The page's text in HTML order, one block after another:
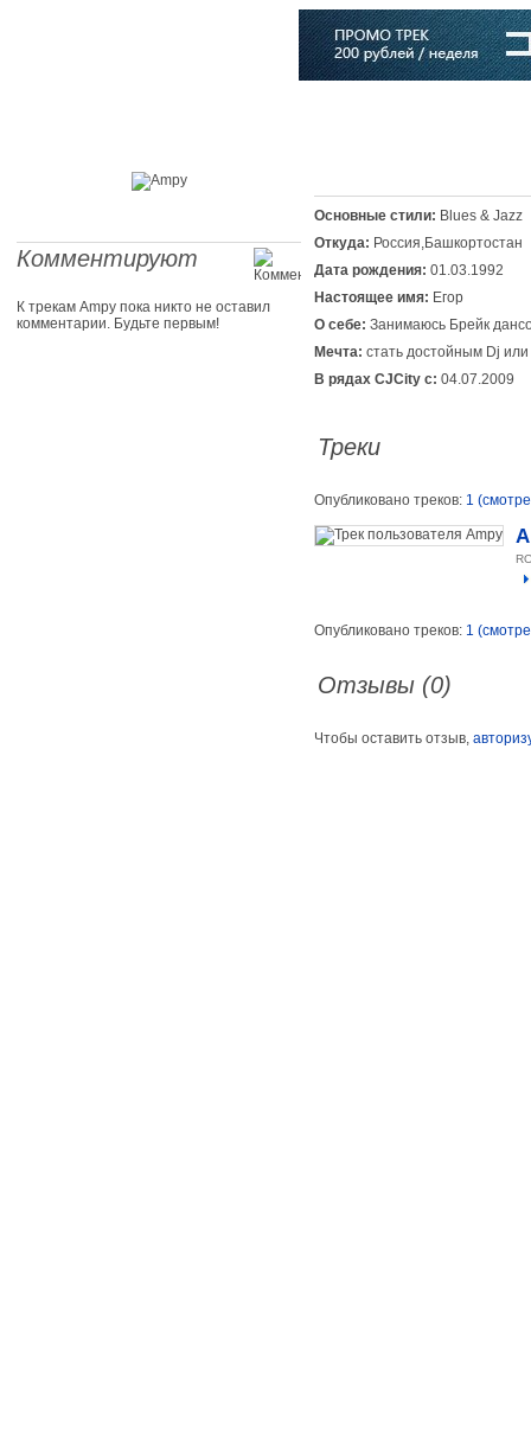
Комментируют
К трекам Ampy пока никто не оставил
комментарии. Будьте первым!
Основные стили: Blues & Jazz
Откуда: Россия,Башкортостан
Дата рождения: 01.03.1992
Настоящее имя: Егор
О себе: Занимаюсь Брейк
Мечта: стать достойным Dj или
В рядах CJCity с: 04.07.2009
Треки
Опубликовано треков: 1
Опубликовано треков: 1
Отзывы (0)
Чтобы оставить отзыв,